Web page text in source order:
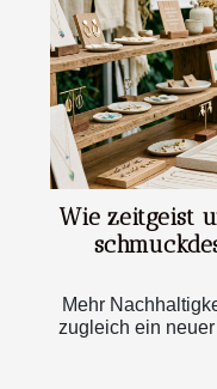
Wie zeitgeist
Mehr
zugleich ein neuer